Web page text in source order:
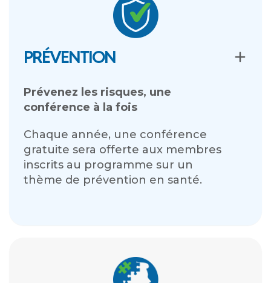
PRÉVENTION
Prévenez les risques, une
conférence à la fois
Chaque année, une conférence
gratuite sera offerte aux membres
inscrits au programme sur un
thème de prévention en santé.